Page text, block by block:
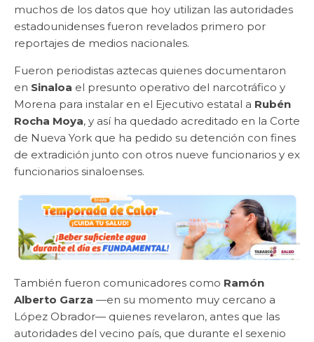
muchos de los datos que hoy utilizan las autoridades
estadounidenses fueron revelados primero por
reportajes de medios nacionales.
Fueron periodistas aztecas quienes documentaron
en Sinaloa el presunto operativo del narcotráfico y
Morena para instalar en el Ejecutivo estatal a Rubén
Rocha Moya, y así ha quedado acreditado en la Corte
de Nueva York que ha pedido su detención con fines
de extradición junto con otros nueve funcionarios y ex
funcionarios sinaloenses.
También fueron comunicadores como Ramón
Alberto Garza —en su momento muy cercano a
López Obrador— quienes revelaron, antes que las
autoridades del vecino país, que durante el sexenio